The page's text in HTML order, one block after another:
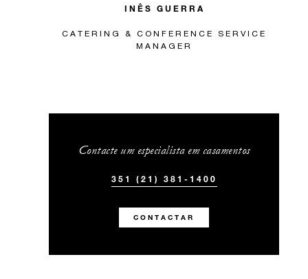
INÊS GUERRA
CATERING & CONFERENCE SERVICE
MANAGER
Contacte um especialista em casamentos
351 (21) 381-1400
CONTACTAR